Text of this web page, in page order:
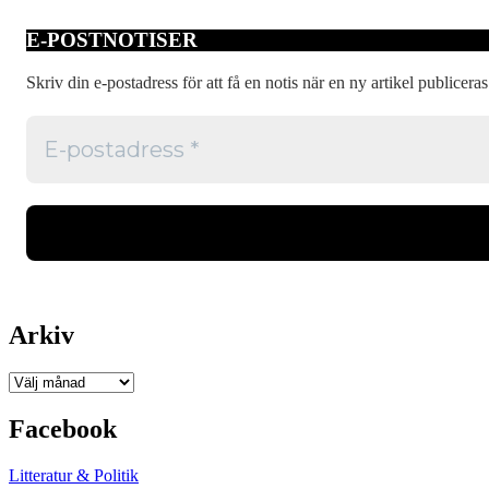
E-POSTNOTISER
Skriv din e-postadress för att få en notis när en ny artikel
Arkiv
Arkiv
Facebook
Litteratur & Politik